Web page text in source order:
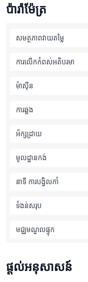
ប៉ារ៉ាម៉ែត្រ
សមត្ថភាពវាយតម្លៃ
ការលើកកំពស់អតិបរមា
ម៉ាស៊ីន
ការឆ្លង
អ័ក្សដ្រាយ
មូលដ្ឋានកង់
នាទី ការបង្វិលកាំ
ទំងន់សរុប
មជ្ឈមណ្ឌលផ្ទុក
ផ្តល់អនុសាសន៍